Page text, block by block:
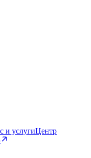
и услугиЦентр